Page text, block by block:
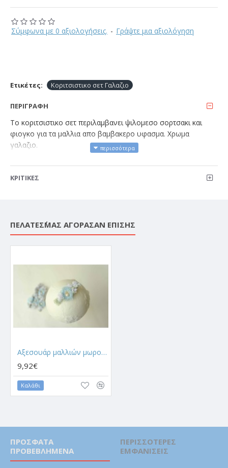
Σύμφωνα με 0 αξιολογήσεις. - Γράψτε μια αξιολόγηση
Ετικέτες: Κοριτσιστικο σετ Γαλαζιο
ΠΕΡΙΓΡΑΦΉ
Το κοριτσιστικο σετ περιλαμβανει ψιλομεσο σορτσακι και
φιογκο για τα μαλλια απο βαμβακερο υφασμα. Χρωμα
γαλαζιο.
ΚΡΙΤΙΚΈΣ
ΠΕΛΆΤΕΣ΄ΜΑΣ ΑΓΌΡΑΣΑΝ ΕΠΊΣΗΣ
Αξεσουάρ μαλλιών μωρού - Κροκοδειλάκι 02
9,92€
Καλάθι
ΠΡΌΣΦΑΤΑ
ΠΡΟΒΕΒΛΗΜΈΝΑ
ΠΕΡΙΣΣΌΤΕΡΕΣ
ΕΜΦΑΝΊΣΕΙΣ